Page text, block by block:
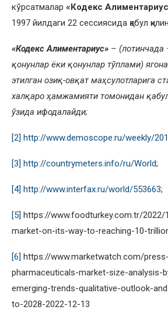
кўрсатмалар «Кодекс
1997 йилдаги 22 сессиясида қабул
«Кодекс Алиментариус» – (лотинчада
қонунлар ёки қонунлар тўплами)
этилган озиқ-овқат маҳсулотларига
халқаро ҳамжамияти томонидан
ўзида ифодалайди;
[2] http://www.demoscope.ru/weekly/
[3] http://countrymeters.info/ru/World;
[4] http://www.interfax.ru/world/553663;
[5] https://www.foodturkey.com.tr/2022/
market-on-its-way-to-reaching-10-
[6] https://www.marketwatch.com/
pharmaceuticals-market-size-analysis-
emerging-trends-qualitative-outlook-
to-2028-2022-12-13